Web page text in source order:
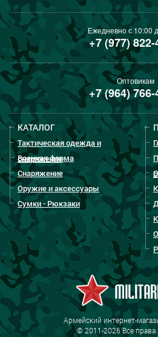
Ежедневно с 10:00
+7 (977) 822-
Оптовикам
+7 (964)
КАТАЛОГ
Тактическая одежда и
снаряжение
Военная форма
Снаряжение
Оружие и аксессуары
Сумки - Рюкзаки
Армейский интернет-
© 2011-2026 Все